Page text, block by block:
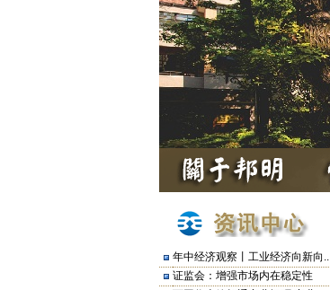
年中经济观察丨工业经济向新向..
证监会：增强市场内在稳定性